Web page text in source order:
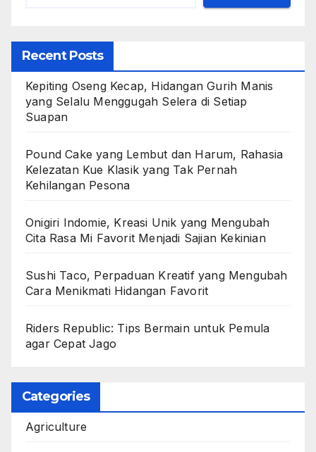
Recent Posts
Kepiting Oseng Kecap, Hidangan Gurih Manis
yang Selalu Menggugah Selera di Setiap
Suapan
Pound Cake yang Lembut dan Harum, Rahasia
Kelezatan Kue Klasik yang Tak Pernah
Kehilangan Pesona
Onigiri Indomie, Kreasi Unik yang Mengubah
Cita Rasa Mi Favorit Menjadi Sajian Kekinian
Sushi Taco, Perpaduan Kreatif yang Mengubah
Cara Menikmati Hidangan Favorit
Riders Republic: Tips Bermain untuk Pemula
agar Cepat Jago
Categories
Agriculture